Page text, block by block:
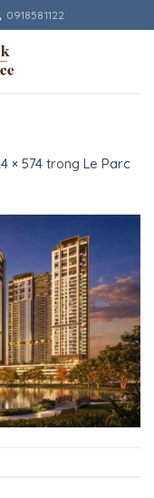
0918581122
× 574 trong Le Parc